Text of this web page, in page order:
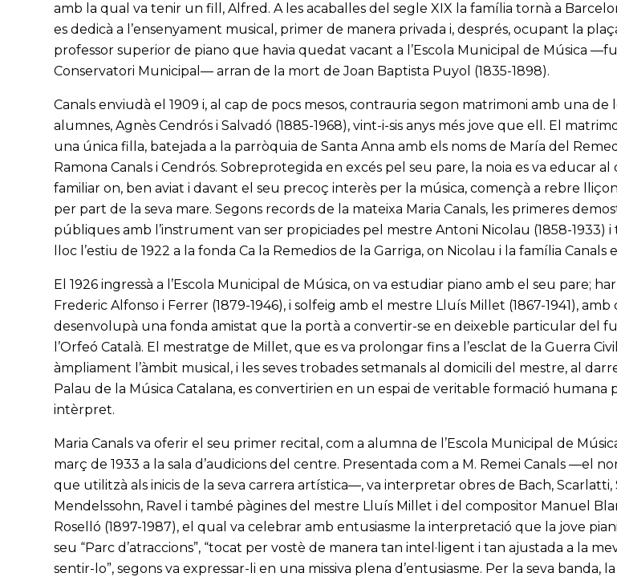
amb la qual va tenir un fill, Alfred. A les acaballes del segle XIX la família tornà a
es dedicà a l’ensenyament musical, primer de manera privada i, després, ocupant la
professor superior de piano que havia quedat vacant a l’Escola Municipal de Música
Conservatori Municipal— arran de la mort de Joan Baptista Puyol (1835-1898).
Canals enviudà el 1909 i, al cap de pocs mesos, contrauria segon matrimoni amb una de
alumnes, Agnès Cendrós i Salvadó (1885-1968), vint-i-sis anys més jove que ell. El
una única filla, batejada a la parròquia de Santa Anna amb els noms de María del
Ramona Canals i Cendrós. Sobreprotegida en excés pel seu pare, la noia es va educar al
familiar on, ben aviat i davant el seu precoç interès per la música, començà a rebre
per part de la seva mare. Segons records de la mateixa Maria Canals, les primeres
públiques amb l’instrument van ser propiciades pel mestre Antoni Nicolau (1858-1933)
lloc l’estiu de 1922 a la fonda Ca la Remedios de la Garriga, on Nicolau i la família Canals
El 1926 ingressà a l’Escola Municipal de Música, on va estudiar piano amb el seu pare;
Frederic Alfonso i Ferrer (1879-1946), i solfeig amb el mestre Lluís Millet (1867-1941), amb
desenvolupà una fonda amistat que la portà a convertir-se en deixeble particular del
l’Orfeó Català. El mestratge de Millet, que es va prolongar fins a l’esclat de la Guerra
àmpliament l’àmbit musical, i les seves trobades setmanals al domicili del mestre, al
Palau de la Música Catalana, es convertirien en un espai de veritable formació humana
intèrpret.
Maria Canals va oferir el seu primer recital, com a alumna de l’Escola Municipal de
març de 1933 a la sala d’audicions del centre. Presentada com a M. Remei Canals —el
que utilitzà als inicis de la seva carrera artística—, va interpretar obres de Bach,
Mendelssohn, Ravel i també pàgines del mestre Lluís Millet i del compositor Manuel
Roselló (1897-1987), el qual va celebrar amb entusiasme la interpretació que la jove
seu “Parc d’atraccions”, “tocat per vostè de manera tan intel·ligent i tan ajustada a la
sentir-lo”, segons va expressar-li en una missiva plena d’entusiasme. Per la seva banda,